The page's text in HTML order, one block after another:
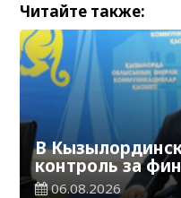
Читайте также:
В
контроль за
дисциплиной
06.08.2026